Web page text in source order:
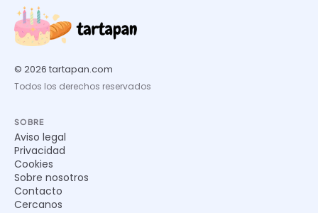
© 2026 tartapan.com
Todos los derechos reservados
SOBRE
Aviso legal
Privacidad
Cookies
Sobre nosotros
Contacto
Cercanos